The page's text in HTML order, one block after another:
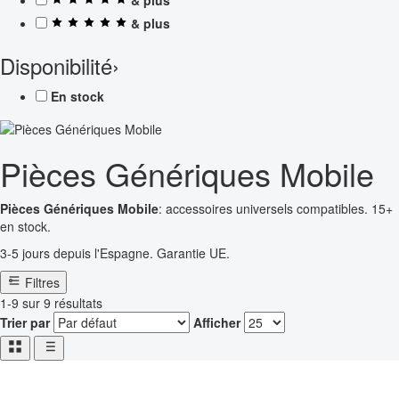
& plus
Disponibilité›
En stock
Pièces Génériques Mobile
Pièces Génériques Mobile: accessoires universels compatibles. 15+
en stock.
3-5 jours depuis l'Espagne. Garantie UE.
Filtres
1-9 sur 9 résultats
Trier par
Afficher